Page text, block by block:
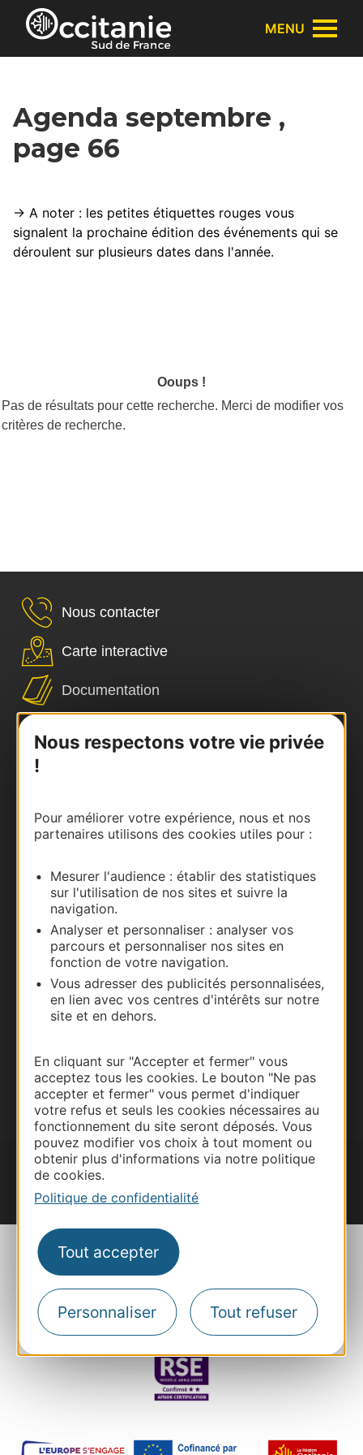
Panneau de gestion des cookies
Nous respectons votre vie privée
!
Pour améliorer votre expérience, nous et nos
partenaires utilisons des cookies utiles pour :
Mesurer l'audience : établir des statistiques
sur l'utilisation de nos sites et suivre la
navigation.
Analyser et personnaliser : analyser vos
parcours et personnaliser nos sites en
fonction de votre navigation.
Vous adresser des publicités personnalisées,
en lien avec vos centres d'intérêts sur notre
site et en dehors.
En cliquant sur "Accepter et fermer" vous
acceptez tous les cookies. Le bouton "Ne pas
accepter et fermer" vous permet d'indiquer
votre refus et seuls les cookies nécessaires au
fonctionnement du site seront déposés. Vous
pouvez modifier vos choix à tout moment ou
obtenir plus d'informations via notre politique
de cookies.
Politique de confidentialité
Tout accepter
Personnaliser Tout refuser
MENU
Agenda septembre ,
page 66
→ A noter : les petites étiquettes rouges vous
signalent la prochaine édition des événements qui se
déroulent sur plusieurs dates dans l'année.
Ooups !
Pas de résultats pour cette recherche. Merci de modifier vos
critères de recherche.
Nous contacter
Carte interactive
Documentation
Thermalisme
Business/Mice
Pros d'Occitanie
Site presse et d'influence
Voyagistes
Destination Sport
suggestions de séjours, de visites et de sorties.
Je m'abonne
Plan du site Mentions et informations